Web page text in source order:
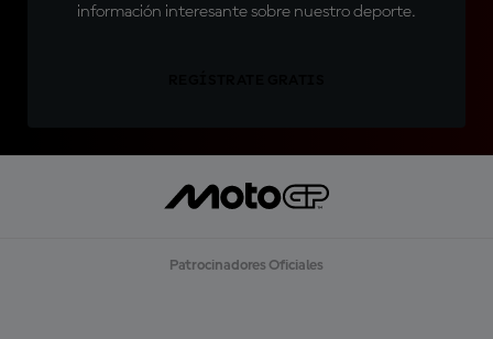
información interesante sobre nuestro deporte.
Patrocinadores Oficiales